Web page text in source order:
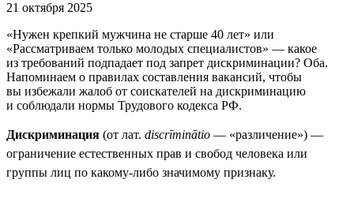
21 октября 2025
«Нужен крепкий мужчина не старше 40 лет» или
«Рассматриваем только молодых специалистов» — какое
из требований подпадает под запрет дискриминации? Оба.
Напоминаем о правилах составления вакансий, чтобы
вы избежали жалоб от соискателей на дискриминацию
и соблюдали нормы Трудового кодекса РФ.
Дискриминация (от лат. discrīminātio — «различение») —
ограничение естественных прав и свобод человека или
группы лиц по какому-либо значимому признаку.